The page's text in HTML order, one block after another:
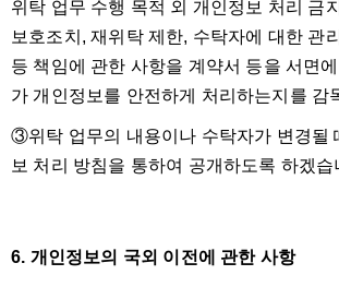
위탁 업무 수행 목적 외 개인정보 처리 금
보호조치, 재위탁 제한, 수탁자에 대한 관
등 책임에 관한 사항을 계약서 등을 서면
가 개인정보를 안전하게 처리하는지를 감
③위탁 업무의 내용이나 수탁자가 변경될
보 처리 방침을 통하여 공개하도록 하겠습
6. 개인정보의 국외 이전에 관한 사항